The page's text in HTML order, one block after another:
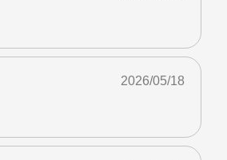
2026/05/18